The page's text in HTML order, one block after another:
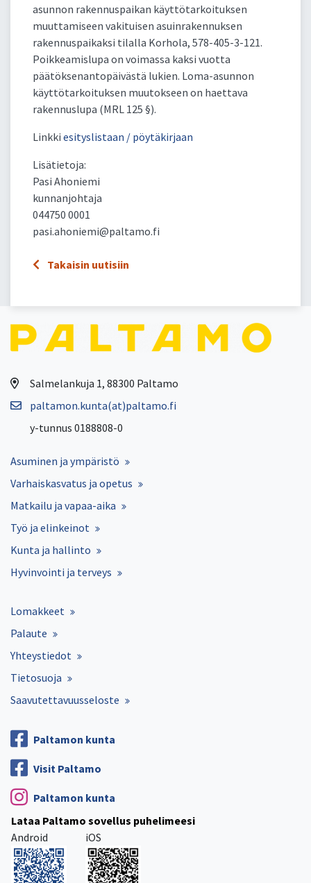
asunnon rakennuspaikan käyttötarkoituksen
muuttamiseen vakituisen asuinrakennuksen
rakennuspaikaksi tilalla Korhola, 578-405-3-121.
Poikkeamislupa on voimassa kaksi vuotta
päätöksenantopäivästä lukien. Loma-asunnon
käyttötarkoituksen muutokseen on haettava
rakennuslupa (MRL 125 §).
Linkki esityslistaan / pöytäkirjaan
Lisätietoja:
Pasi Ahoniemi
kunnanjohtaja
044750 0001
pasi.ahoniemi@paltamo.fi
Takaisin uutisiin
Salmelankuja 1, 88300 Paltamo
paltamon.kunta(at)paltamo.fi
y-tunnus 0188808-0
Asuminen ja ympäristö
Varhaiskasvatus ja opetus
Matkailu ja vapaa-aika
Työ ja elinkeinot
Kunta ja hallinto
Hyvinvointi ja terveys
Lomakkeet
Palaute
Yhteystiedot
Tietosuoja
Saavutettavuusseloste
Paltamon kunta
Visit Paltamo
Paltamon kunta
Lataa Paltamo sovellus puhelimeesi
Android
iOS